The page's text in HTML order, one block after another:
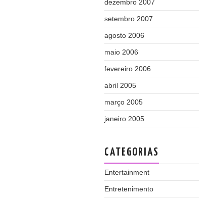
dezembro 2007
setembro 2007
agosto 2006
maio 2006
fevereiro 2006
abril 2005
março 2005
janeiro 2005
CATEGORIAS
Entertainment
Entretenimento